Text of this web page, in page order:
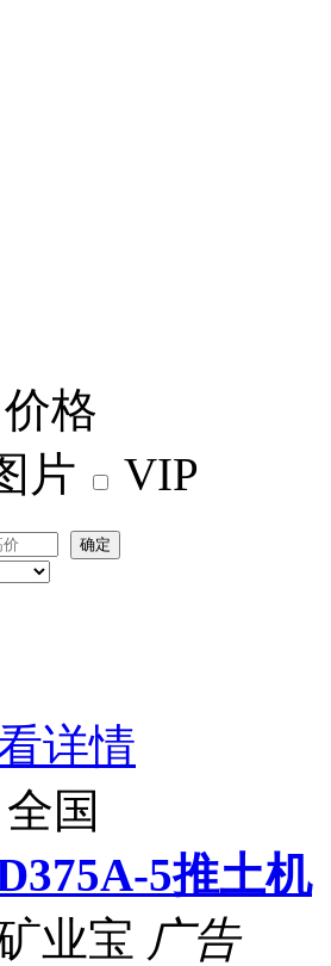
价格
片
VIP
确定
详情
全国
5推土机
业宝 广告